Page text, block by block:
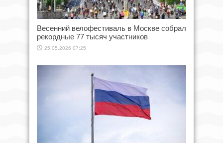
Весенний велофестиваль в Москве собрал
рекордные 77 тысяч участников
25.05.2026 07:25